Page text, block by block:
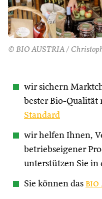
© BIO AUSTRIA /
wir sichern
bester Bio-Qualität
Standard
wir helfen Ihnen,
betriebseigener
unterstützen Sie in
Sie können das bio